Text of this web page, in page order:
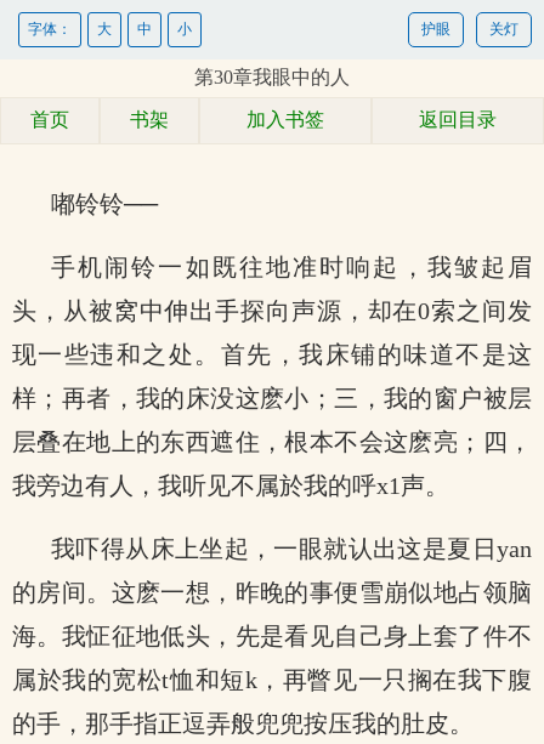
关灯
护眼
字体： 大 中 小
第30章我眼中的人
首页 书架 加入书签 返回目录
嘟铃铃──
手机闹铃一如既往地准时响起，我皱起眉
头，从被窝中伸出手探向声源，却在0索之间发
现一些违和之处。首先，我床铺的味道不是这
样；再者，我的床没这麽小；三，我的窗户被层
层叠在地上的东西遮住，根本不会这麽亮；四，
我旁边有人，我听见不属於我的呼x1声。
我吓得从床上坐起，一眼就认出这是夏日yan
的房间。这麽一想，昨晚的事便雪崩似地占领脑
海。我怔征地低头，先是看见自己身上套了件不
属於我的宽松t恤和短k，再瞥见一只搁在我下腹
的手，那手指正逗弄般兜兜按压我的肚皮。